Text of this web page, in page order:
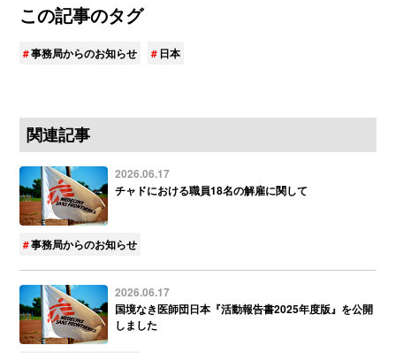
この記事のタグ
事務局からのお知らせ 日本
関連記事
2026.06.17
チャドにおける職員18名の解雇に関して
事務局からのお知らせ
2026.06.17
国境なき医師団日本『活動報告書2025年度版』を公開
しました